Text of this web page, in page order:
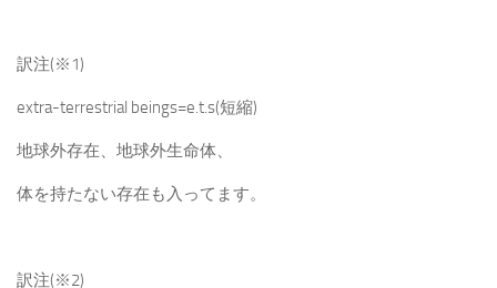
訳注(※1)
extra-terrestrial beings=e.t.s(短縮)
地球外存在、地球外生命体、
体を持たない存在も入ってます。
訳注(※2)